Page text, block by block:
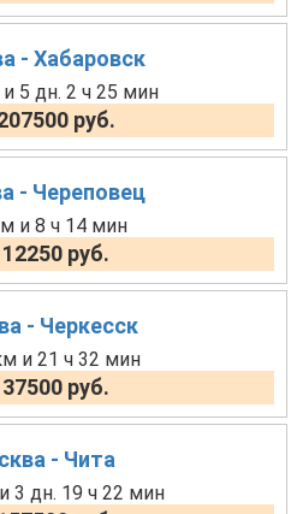
- Хабаровск
5 дн. 2 ч 25 мин
руб.
- Череповец
и 8 ч 14 мин
руб.
- Черкесск
и 21 ч 32 мин
руб.
- Чита
3 дн. 19 ч 22 мин